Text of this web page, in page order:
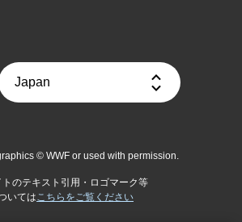
© WWF or used with permission.
トのテキスト引用・ロゴマーク等
いてはこちらをご覧ください